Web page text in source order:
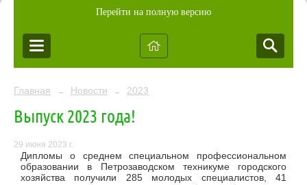
Перейти на полную версию
Главная → Новости → 2023
Выпуск 2023 года!
29 июня 2023 г.
Дипломы о среднем специальном профессиональном
образовании в Петрозаводском техникуме городского
хозяйства получили 285 молодых специалистов, 41